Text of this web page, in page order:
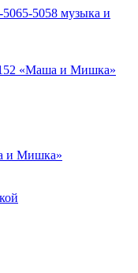
5058 музыка и
и Мишка»